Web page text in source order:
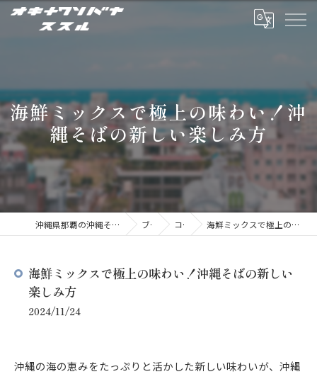
海鮮ミックスで極上の味わい！沖
縄そばの新しい楽しみ方
沖縄県那覇の沖縄そばならオキナワソバヤ ススル ブログ コラム 海鮮ミックスで極上の味わい！沖縄そばの新しい楽しみ方
海鮮ミックスで極上の味わい！沖縄そばの新しい
楽しみ方
2024/11/24
沖縄の海の恵みをたっぷりと活かした新しい味わいが、沖縄